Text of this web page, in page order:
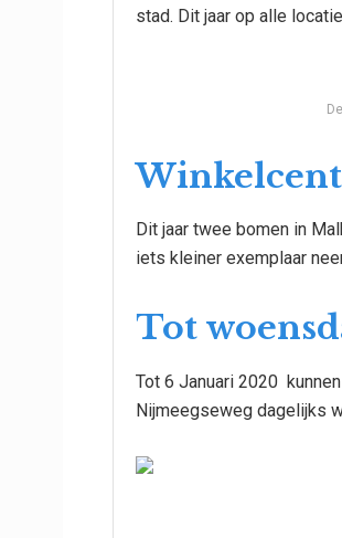
stad. Dit jaar op alle
Dit jaar twee bomen in
iets kleiner exemplaar
Tot
Tot 6 Januari 2020
Nijmeegseweg dagelijks